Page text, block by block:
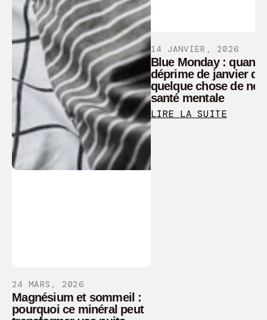
24 MARS, 2026
Magnésium et sommeil :
pourquoi ce minéral peut
14 JANVIER, 2026
Blue Monday : quand
déprime de janvier dit
quelque chose de
santé mentale
LIRE LA SUITE